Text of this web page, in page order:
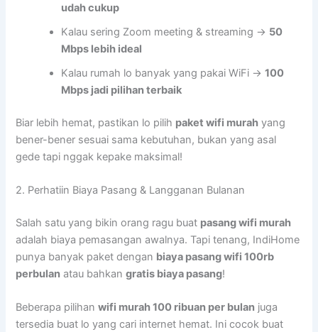
udah cukup
Kalau sering Zoom meeting & streaming → 50
Mbps lebih ideal
Kalau rumah lo banyak yang pakai WiFi →100
Mbps jadi pilihan terbaik
Biar lebih hemat, pastikan lo pilih paket wifi murah yang
bener-bener sesuai sama kebutuhan, bukan yang asal
gede tapi nggak kepake maksimal!
2. Perhatiin Biaya Pasang & Langganan Bulanan
Salah satu yang bikin orang ragu buat pasang wifi murah
adalah biaya pemasangan awalnya. Tapi tenang, IndiHome
punya banyak paket dengan biaya pasang wifi 100rb
perbulan atau bahkangratis biaya pasang!
Beberapa pilihanwifi murah 100 ribuan per bulan juga
tersedia buat lo yang cari internet hemat. Ini cocok buat